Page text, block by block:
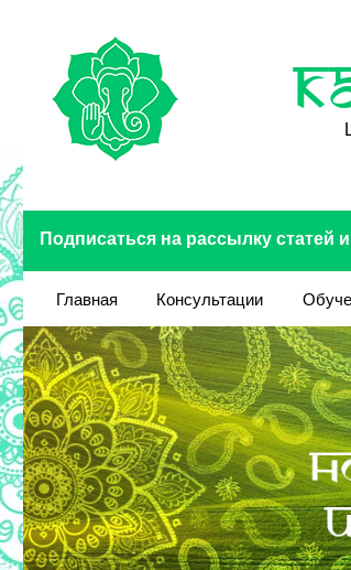
Подписаться на рассылку статей
Главная Консультации